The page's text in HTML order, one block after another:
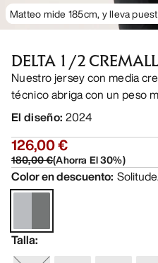
Matteo mide 185cm, y lleva
DELTA 1/2
Nuestro jersey con media
técnico abriga con un peso
El diseño: 2024
126,00 €
180,00 €(Ahorra El30%)
Color en descuento:
Talla: